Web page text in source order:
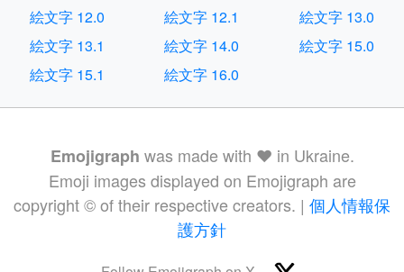
絵文字 12.0
絵文字 12.1
絵文字 13.0
絵文字 13.1
絵文字 14.0
絵文字 15.0
絵文字 15.1
絵文字 16.0
Emojigraph was made with ❤️ in Ukraine.
Emoji images displayed on Emojigraph are
copyright © of their respective creators. | 個人情報保
護方針